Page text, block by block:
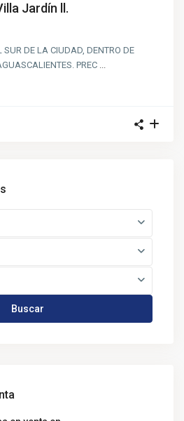
Jardín ll.
DE LA CIUDAD, DENTRO DE
PREC ...
Buscar